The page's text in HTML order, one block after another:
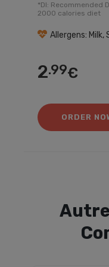
*DI: Recommended
2000 calories diet
Allergens:
2.99€
ORDER